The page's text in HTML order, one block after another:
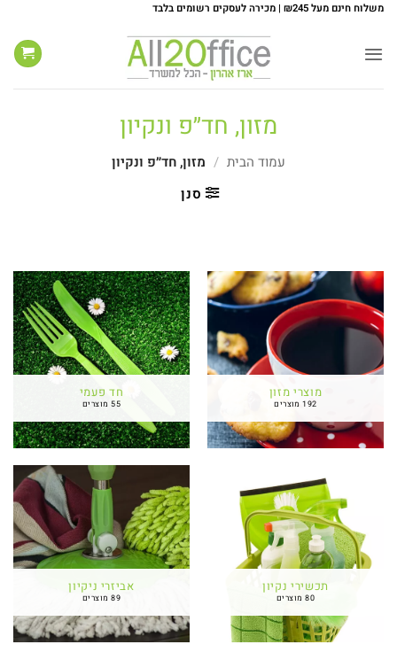
Skip
content
משלוח חינם מעל ₪245 | מכירה לעסקים רשומים בלבד
מזון, חד״פ ונקיון
עמוד הבית / מזון, חד״פ ונקיון
סנן
מוצרי מזון
192 מוצרים
חד פעמי
55 מוצרים
תכשירי נקיון
80 מוצרים
אביזרי ניקיון
89 מוצרים